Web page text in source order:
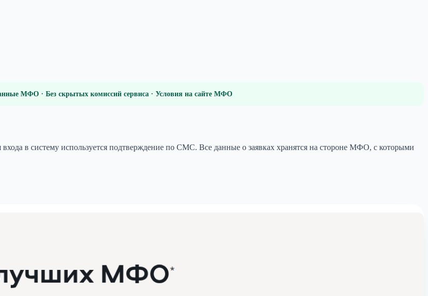
МФО · Без скрытых комиссий сервиса · Условия на сайте МФО
в систему используется подтверждение по СМС. Все данные о заявках хранятся на стороне МФО, с которыми